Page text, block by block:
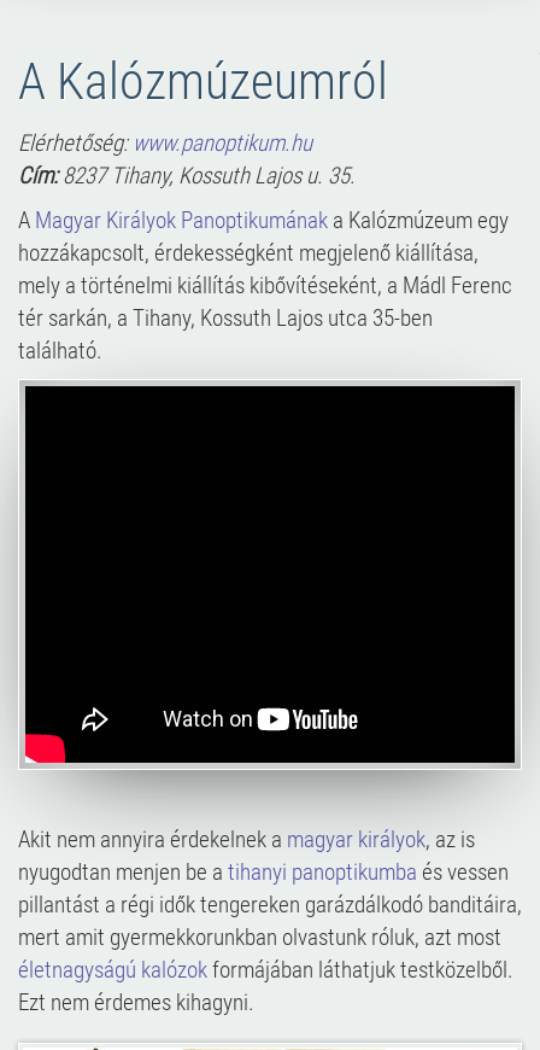
A Kalózmúzeumról
Elérhetőség: www.panoptikum.hu
Cím:8237 Tihany, Kossuth Lajos u. 35.
A Magyar Királyok Panoptikumának a Kalózmúzeum egy
hozzákapcsolt, érdekességként megjelenő kiállítása,
mely a történelmi kiállítás kibővítéseként, a Mádl Ferenc
tér sarkán, a Tihany, Kossuth Lajos utca 35-ben
található.
Akit nem annyira érdekelnek a magyar királyok, az is
nyugodtan menjen be a tihanyi panoptikumba és vessen
pillantást a régi idők tengereken garázdálkodó banditáira,
mert amit gyermekkorunkban olvastunk róluk, azt most
életnagyságú kalózokformájában láthatjuk testközelből.
Ezt nem érdemes kihagyni.